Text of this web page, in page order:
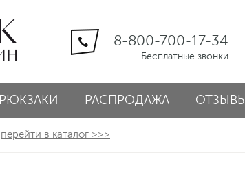
8-800-700-17-34
Бесплатные звонки
РЮКЗАКИ РАСПРОДАЖА ОТЗЫВЫ
перейти в каталог >>>